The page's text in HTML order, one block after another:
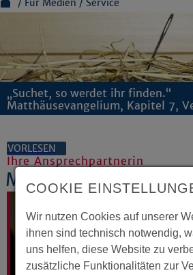
Für Medien Service
„Suchet, so werdet ihr finden.“
Matthäusevangelium, Kapitel 7,
VORLESEN
Ihre Ansprechpartnerin
Marion Neuper
COOKIE
Wir nutzen Cookies auf unserer
ihnen sind technisch notwendig,
uns helfen, diese Website zu
zusätzliche Funktionalitäten zur